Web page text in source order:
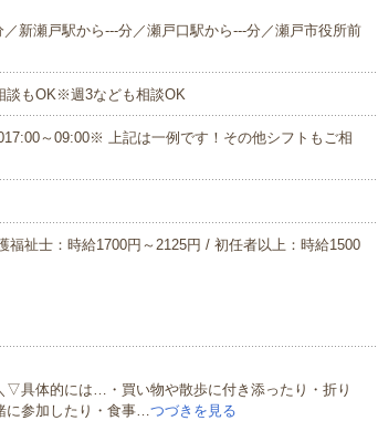
新瀬戸駅から---分／瀬戸口駅から---分／瀬戸市役所前
談もOK※週3なども相談OK
～09:00※ 上記は一例です！その他シフトもご相
福祉士：時給1700円～2125円 / 初任者以上：時給1500
▽具体的には…・買い物や散歩に付き添ったり・折り
に参加したり・食事…つづきを見る